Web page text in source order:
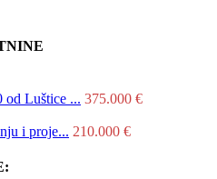
od Luštice ... 375.000 €
i proje... 210.000 €